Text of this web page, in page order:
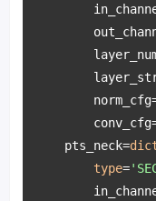
    pts_neck=
type=